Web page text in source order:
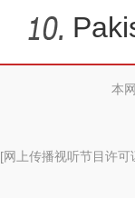
新
sa
本
[网上传播视听节目许